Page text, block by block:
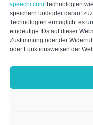
speechi.com Technologien
speichern und/oder darauf
Technologien ermöglicht es
eindeutige IDs auf dieser
Zustimmung oder der
oder Funktionsweisen der
Touch display
Digitale schwarzes
Interaktive tafel
Interaktives
Elektronische tafel